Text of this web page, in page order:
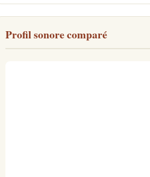
Profil sonore comparé